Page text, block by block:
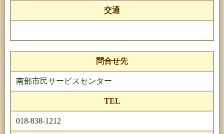
交通
問合せ先
南部市民サービスセンター
TEL
018-838-1212